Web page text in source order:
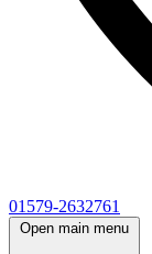
01579-2632761
Open main menu